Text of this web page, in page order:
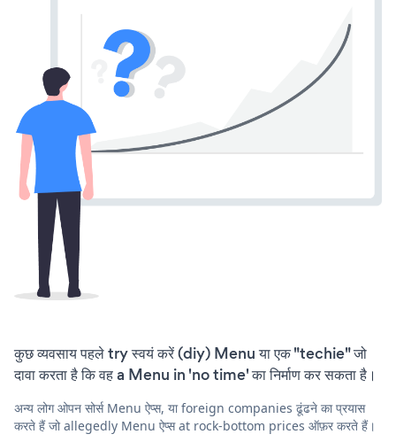
कुछ व्यवसाय पहले try स्वयं करें (diy) Menu या एक "techie" जो
दावा करता है कि वह a Menu in 'no time' का निर्माण कर सकता है।
अन्य लोग ओपन सोर्स Menu ऐप्स, या foreign companies ढूंढने का प्रयास
करते हैं जो allegedly Menu ऐप्स at rock-bottom prices ऑफ़र करते हैं।